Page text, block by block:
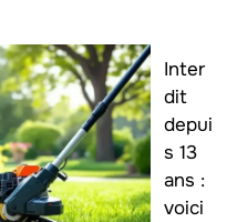
Inter
dit
depui
s 13
ans :
voici